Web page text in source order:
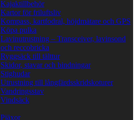
Kajaktillbehör
Kartor för friluftsliv
Kompass, kartfodral, höjdmätare och GPS
Köpa pulka
Lavinutrustning – Transceiver, lavinsond
och reccobricka
Ryggsäck till tälttur
Skidor, stavar och bindningar
Stighudar
Utrustning till långfärdsskridskoturer
Vandringsstav
Vindsäck
Pjäxor